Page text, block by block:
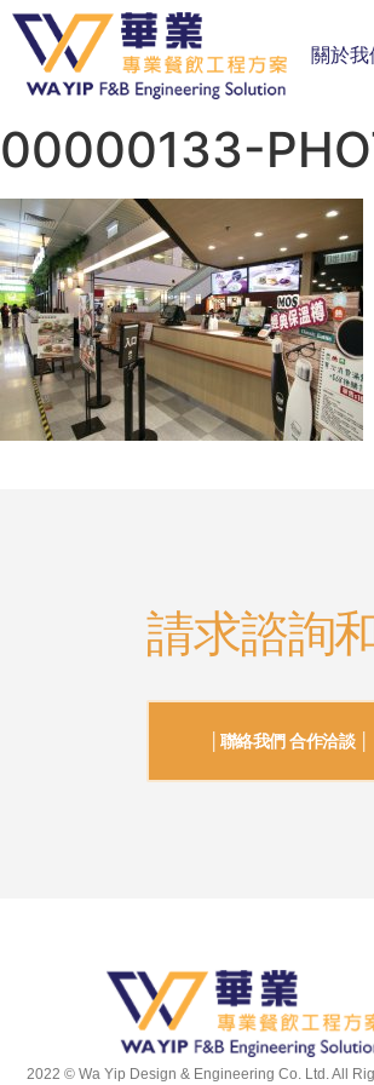
關於我
00000133-
請求諮詢
│聯絡我們 合作洽談 │
2022 © Wa Yip Design & Engineering Co. Ltd. All